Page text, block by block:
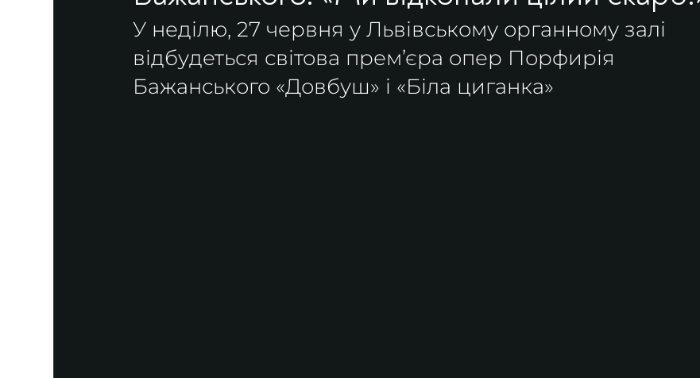
У неділю, 27 червня у Львівському органному залі
відбудеться світова прем’єра опер Порфирія
Бажанського «Довбуш» і «Біла циганка»